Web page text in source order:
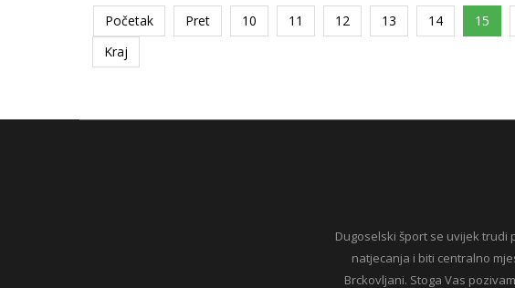
Početak Pret 10 11 12 13 14 15
Kraj
Dugoselski šport se uvijek
natjecanja i biti centralno
Brckovljani. Stoga Vas